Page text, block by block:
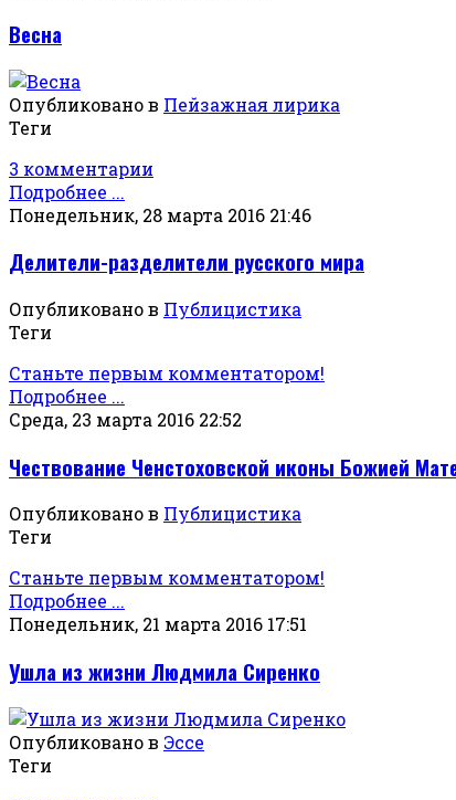
Весна
Опубликовано в Пейзажная лирика
Теги
3 комментарии
Подробнее ...
Понедельник, 28 марта 2016 21:46
Делители-разделители русского мира
Опубликовано в Публицистика
Теги
Станьте первым комментатором!
Подробнее ...
Среда, 23 марта 2016 22:52
Чествование Ченстоховской иконы Божией
Опубликовано в Публицистика
Теги
Станьте первым комментатором!
Подробнее ...
Понедельник, 21 марта 2016 17:51
Ушла из жизни Людмила Сиренко
Опубликовано в Эссе
Теги